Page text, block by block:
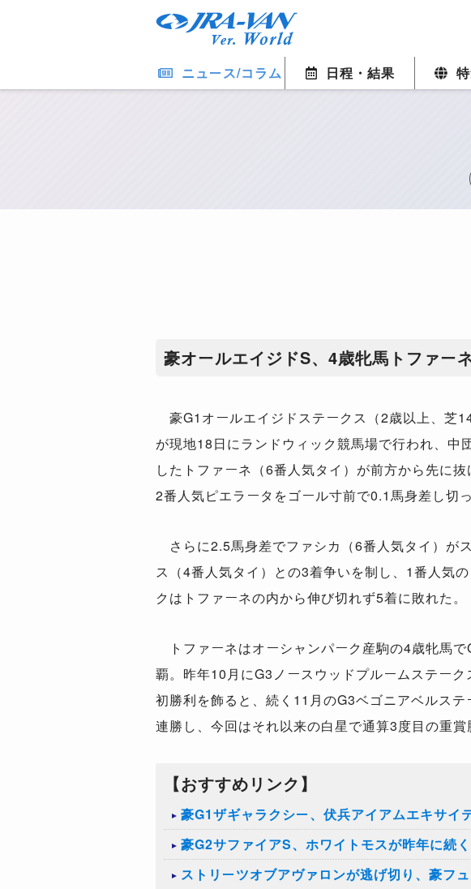
ニュース/コラム 日程・結果
豪オールエイジドS、4歳牝馬トファー
豪G1オールエイジドステークス（2歳以上、芝
が現地18日にランドウィック競馬場で行われ、中
したトファーネ（6番人気タイ）が前方から先に抜
2番人気ピエラータをゴール寸前で0.1馬身差し切っ
さらに2.5馬身差でファシカ（6番人気タイ）が
ス（4番人気タイ）との3着争いを制し、1番人気
クはトファーネの内から伸び切れず5着に敗れた。
トファーネはオーシャンパーク産駒の4歳牝馬で
覇。昨年10月にG3ノースウッドプルームステーク
初勝利を飾ると、続く11月のG3ベゴニアベルステ
連勝し、今回はそれ以来の白星で通算3度目の重賞
【おすすめリンク】
豪G1ザギャラクシー、伏兵アイアムエキサイ
豪G2サファイアS、ホワイトモスが昨年に続
ストリーツオブアヴァロンが逃げ切り、豪フ